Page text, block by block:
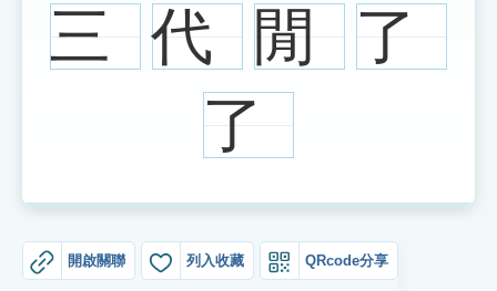
成語故事
生命大百科索引
遊戲專區
三 代 閒 了
了
開啟關聯 列入收藏 QRcode分享